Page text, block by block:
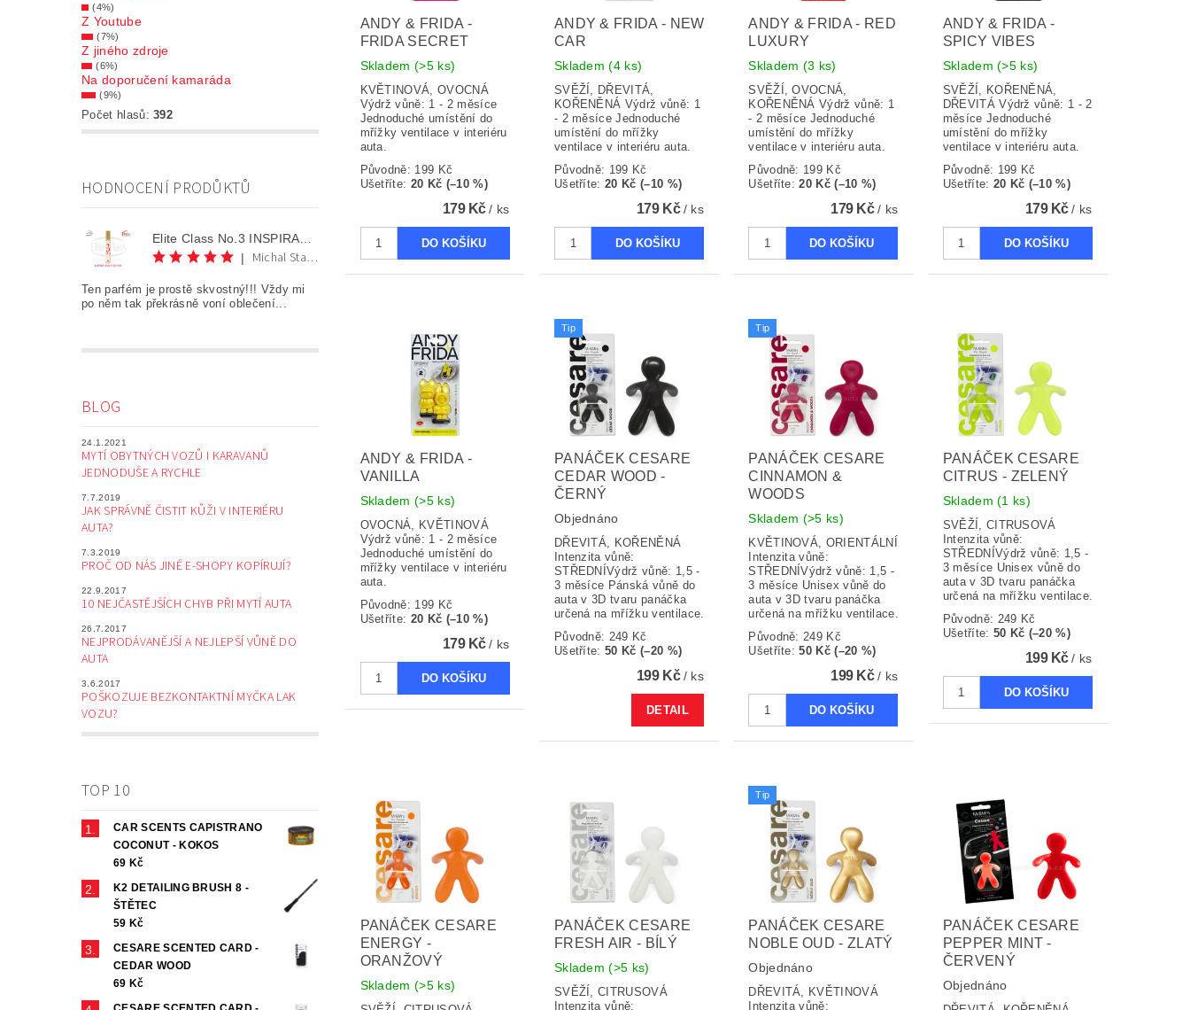
(4%)
Z Youtube
(7%)
Z jiného zdroje
(6%)
Na doporučení kamaráda
(9%)
Počet hlasů:392
HODNOCENÍ PRODŮKTŮ
Elite Class No.3 INSPIRATION FOR HER AKCE 1+1
|
Michal Staněk
Ten parfém je prostě skvostný!!! Vždy mi
po něm tak překrásně voní oblečení...
BLOG
24.1.2021
MYTÍ OBYTNÝCH VOZŮ I KARAVANŮ
JEDNODUŠE A RYCHLE
7.7.2019
JAK SPRÁVNĚ ČISTIT KŮŽI V INTERIÉRU
AUTA?
7.3.2019
PROČ OD NÁS JINÉ E-SHOPY KOPÍRUJÍ?
22.9.2017
10 NEJČASTĚJŠÍCH CHYB PŘI MYTÍ AUTA
26.7.2017
NEJPRODÁVANĚJŠÍ A NEJLEPŠÍ VŮNĚ DO
AUTA
3.6.2017
POŠKOZUJE BEZKONTAKTNÍ MYČKA LAK
VOZU?
TOP 10
CAR SCENTS CAPISTRANO
COCONUT - KOKOS
69 Kč
K2 DETAILING BRUSH 8 -
ŠTĚTEC
59 Kč
CESARE SCENTED CARD -
CEDAR WOOD
69 Kč
ANDY & FRIDA -
FRIDA SECRET
Skladem(>5 ks)
KVĚTINOVÁ, OVOCNÁ
Výdrž vůně: 1 - 2 měsíce
Jednoduché umístění do
mřížky ventilace v interiéru
auta.
Původně: 199 Kč
Ušetříte: 20 Kč (–10 %)
179 Kč/ ks
ANDY & FRIDA - NEW
CAR
Skladem(4 ks)
SVĚŽÍ, DŘEVITÁ,
KOŘENĚNÁ Výdrž vůně: 1
- 2 měsíce Jednoduché
umístění do mřížky
ventilace v interiéru auta.
Původně: 199 Kč
Ušetříte:20 Kč (–10 %)
179 Kč/ ks
ANDY & FRIDA - RED
LUXURY
Skladem (3 ks)
SVĚŽÍ, OVOCNÁ,
KOŘENĚNÁ Výdrž vůně: 1
- 2 měsíce Jednoduché
umístění do mřížky
ventilace v interiéru auta.
Původně: 199 Kč
Ušetříte:20 Kč (–10 %)
179 Kč/ ks
ANDY & FRIDA -
SPICY VIBES
Skladem(>5 ks)
SVĚŽÍ, KOŘENĚNÁ,
DŘEVITÁ Výdrž vůně: 1 - 2
měsíce Jednoduché
umístění do mřížky
ventilace v interiéru auta.
Původně: 199 Kč
Ušetříte: 20 Kč (–10 %)
179 Kč/ ks
ANDY & FRIDA -
VANILLA
Skladem(>5 ks)
OVOCNÁ, KVĚTINOVÁ
Výdrž vůně: 1 - 2 měsíce
Jednoduché umístění do
mřížky ventilace v interiéru
auta.
Původně: 199 Kč
Ušetříte: 20 Kč (–10 %)
179 Kč/ ks
Tip
PANÁČEK CESARE
CEDAR WOOD -
ČERNÝ
Objednáno
DŘEVITÁ, KOŘENĚNÁ
Intenzita vůně:
STŘEDNÍVýdrž vůně: 1,5 -
3 měsíce Pánská vůně do
auta v 3D tvaru panáčka
určená na mřížku ventilace.
Původně: 249 Kč
Ušetříte:50 Kč (–20 %)
199 Kč/ ks
DETAIL
Tip
PANÁČEK CESARE
CINNAMON &
WOODS
Skladem (>5 ks)
KVĚTINOVÁ, ORIENTÁLNÍ
Intenzita vůně:
STŘEDNÍVýdrž vůně: 1,5 -
3 měsíce Unisex vůně do
auta v 3D tvaru panáčka
určená na mřížku ventilace.
Původně:249 Kč
Ušetříte:50 Kč (–20 %)
199 Kč/ ks
PANÁČEK CESARE
CITRUS - ZELENÝ
Skladem(1 ks)
SVĚŽÍ, CITRUSOVÁ
Intenzita vůně:
STŘEDNÍVýdrž vůně: 1,5 -
3 měsíce Unisex vůně do
auta v 3D tvaru panáčka
určená na mřížku ventilace.
Původně: 249 Kč
Ušetříte: 50 Kč (–20 %)
199 Kč/ ks
PANÁČEK CESARE
ENERGY -
ORANŽOVÝ
Skladem(>5 ks)
PANÁČEK CESARE
FRESH AIR - BÍLÝ
Skladem(>5 ks)
SVĚŽÍ, CITRUSOVÁ
Intenzita vůně:
Tip
PANÁČEK CESARE
NOBLE OUD - ZLATÝ
Objednáno
DŘEVITÁ, KVĚTINOVÁ
Intenzita vůně:
PANÁČEK CESARE
PEPPER MINT -
ČERVENÝ
Objednáno